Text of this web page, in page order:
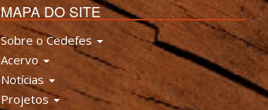
MAPA DO SITE
Sobre o Cedefes
Acervo
Notícias
Projetos